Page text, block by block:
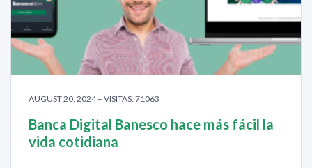
AUGUST 20, 2024 – VISITAS: 71063
Banca Digital Banesco hace más fácil la
vida cotidiana